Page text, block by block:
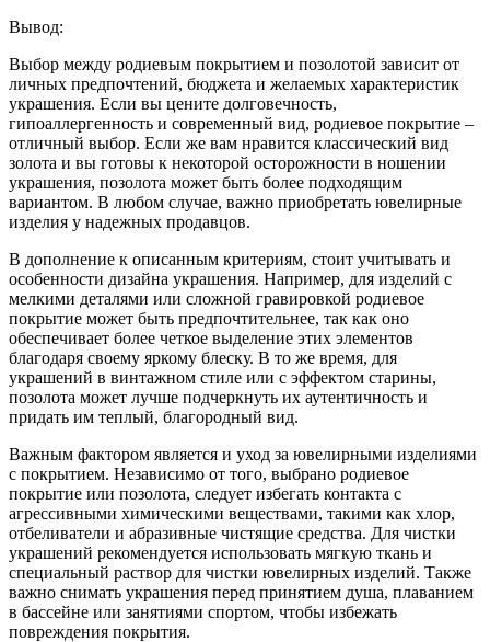
Вывод:
Выбор между родиевым покрытием и позолотой зависит от
личных предпочтений, бюджета и желаемых характеристик
украшения. Если вы цените долговечность,
гипоаллергенность и современный вид, родиевое покрытие –
отличный выбор. Если же вам нравится классический вид
золота и вы готовы к некоторой осторожности в ношении
украшения, позолота может быть более подходящим
вариантом. В любом случае, важно приобретать ювелирные
изделия у надежных продавцов.
В дополнение к описанным критериям, стоит учитывать и
особенности дизайна украшения. Например, для изделий с
мелкими деталями или сложной гравировкой родиевое
покрытие может быть предпочтительнее, так как оно
обеспечивает более четкое выделение этих элементов
благодаря своему яркому блеску. В то же время, для
украшений в винтажном стиле или с эффектом старины,
позолота может лучше подчеркнуть их аутентичность и
придать им теплый, благородный вид.
Важным фактором является и уход за ювелирными изделиями
с покрытием. Независимо от того, выбрано родиевое
покрытие или позолота, следует избегать контакта с
агрессивными химическими веществами, такими как хлор,
отбеливатели и абразивные чистящие средства. Для чистки
украшений рекомендуется использовать мягкую ткань и
специальный раствор для чистки ювелирных изделий. Также
важно снимать украшения перед принятием душа, плаванием
в бассейне или занятиями спортом, чтобы избежать
повреждения покрытия.